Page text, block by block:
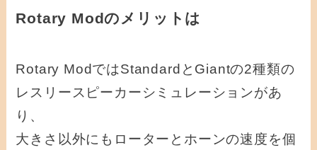
Rotary Modのメリットは
Rotary ModではStandardとGiantの2種類の
レスリースピーカーシミュレーションがあ
り、
大きさ以外にもローターとホーンの速度を個